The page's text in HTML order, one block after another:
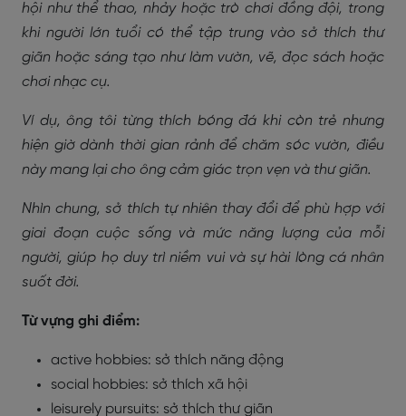
hội như thể thao, nhảy hoặc trò chơi đồng đội, trong
khi người lớn tuổi có thể tập trung vào sở thích thư
giãn hoặc sáng tạo như làm vườn, vẽ, đọc sách hoặc
chơi nhạc cụ.
Ví dụ, ông tôi từng thích bóng đá khi còn trẻ nhưng
hiện giờ dành thời gian rảnh để chăm sóc vườn, điều
này mang lại cho ông cảm giác trọn vẹn và thư giãn.
Nhìn chung, sở thích tự nhiên thay đổi để phù hợp với
giai đoạn cuộc sống và mức năng lượng của mỗi
người, giúp họ duy trì niềm vui và sự hài lòng cá nhân
suốt đời.
Từ vựng ghi điểm:
active hobbies: sở thích năng động
social hobbies: sở thích xã hội
leisurely pursuits: sở thích thư giãn